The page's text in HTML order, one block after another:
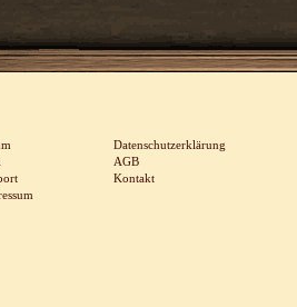
Datenschutzerklärung
AGB
Kontakt